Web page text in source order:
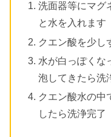
洗面器等にマグ
と水を入れます
クエン酸を少し
水が白っぽくな
泡してきたら洗
クエン酸水の中
したら洗浄完了